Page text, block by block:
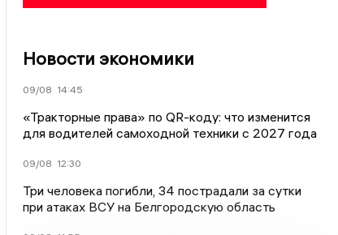
Новости экономики
09/08 14:45
«Тракторные права» по QR-коду: что изменится
для водителей самоходной техники с 2027 года
09/08 12:30
Три человека погибли, 34 пострадали за сутки
при атаках ВСУ на Белгородскую область